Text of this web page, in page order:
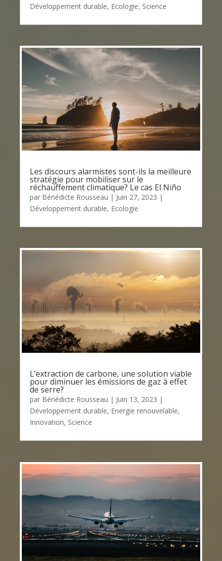
Développement durable, Ecologie, Science
Les discours alarmistes sont-ils la meilleure
stratégie pour mobiliser sur le
réchauffement climatique? Le cas El Niño
par Bénédicte Rousseau | Juin 27, 2023 |
Développement durable, Ecologie
L’extraction de carbone, une solution viable
pour diminuer les émissions de gaz à effet
de serre?
par Bénédicte Rousseau | Juin 13, 2023 |
Développement durable, Energie renouvelable,
Innovation, Science